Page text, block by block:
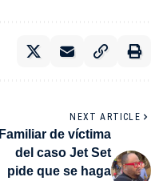
NEXT ARTICLE
Familiar de víctima
del caso Jet Set
pide que se haga